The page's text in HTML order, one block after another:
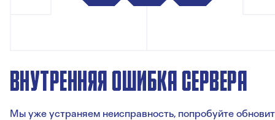
ВНУТРЕННЯЯ ОШИБКА СЕРВЕРА
Мы уже устраняем неисправность, попробуйте